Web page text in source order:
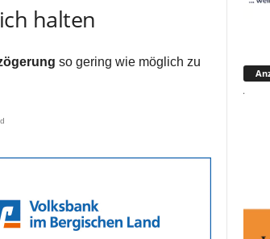
halten
so gering wie möglich zu